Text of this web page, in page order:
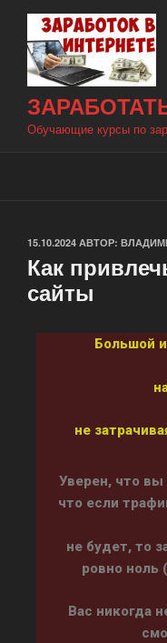
Обучающие курсы по
15.10.2024 АВТОР:
Как
сайты
Большой
не
Уверен, что
что если
не будет, то
ровно ноль
Вас никогда